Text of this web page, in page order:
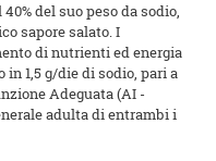
del suo peso da sodio,
sapore salato. I
di nutrienti ed energia
1,5 g/die di sodio, pari a
Adeguata (AI -
adulta di entrambi i